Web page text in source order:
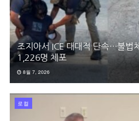
조지아서 ICE 대대적 단속…불법
1,226명 체포
8월 7, 2026
로컬